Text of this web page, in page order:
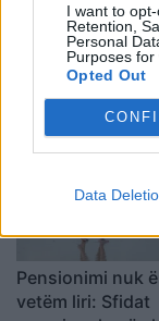
I want to
Retention,
Personal
Purposes for
Opted Out
Data
Analiza e re
lidhje mes
mishit të kuq
për kancer
Pensionimi nuk
vetëm liri: Sfidat